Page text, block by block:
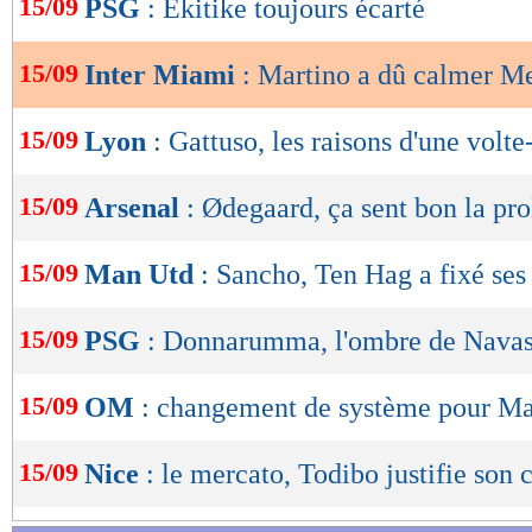
de
OK
15/09 PSG : Ekitike toujours écarté
15/09 Inter Miami : Martino a dû calmer
15/09 Lyon : Gattuso, les raisons d'une
15/09 Arsenal : Ødegaard, ça sent bon la
15/09 Man Utd : Sancho, Ten Hag a fixé
15/09 PSG : Donnarumma, l'ombre de
15/09 OM : changement de système pour
15/09 Nice : le mercato, Todibo justifie son